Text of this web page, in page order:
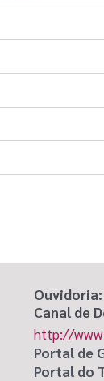
Ouvidoria:
Canal de
http://
Portal de
Portal do